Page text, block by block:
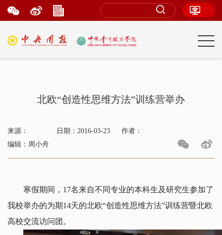
北欧“创造性思维方法”训练营举办
来源： 日期：2016-03-23
作者：
编辑：周小舟
寒假期间，17名来自不同专业的本科生及研究生参加了
我校举办的为期14天的北欧“创造性思维方法”训练营暨北欧
高校交流访问团。